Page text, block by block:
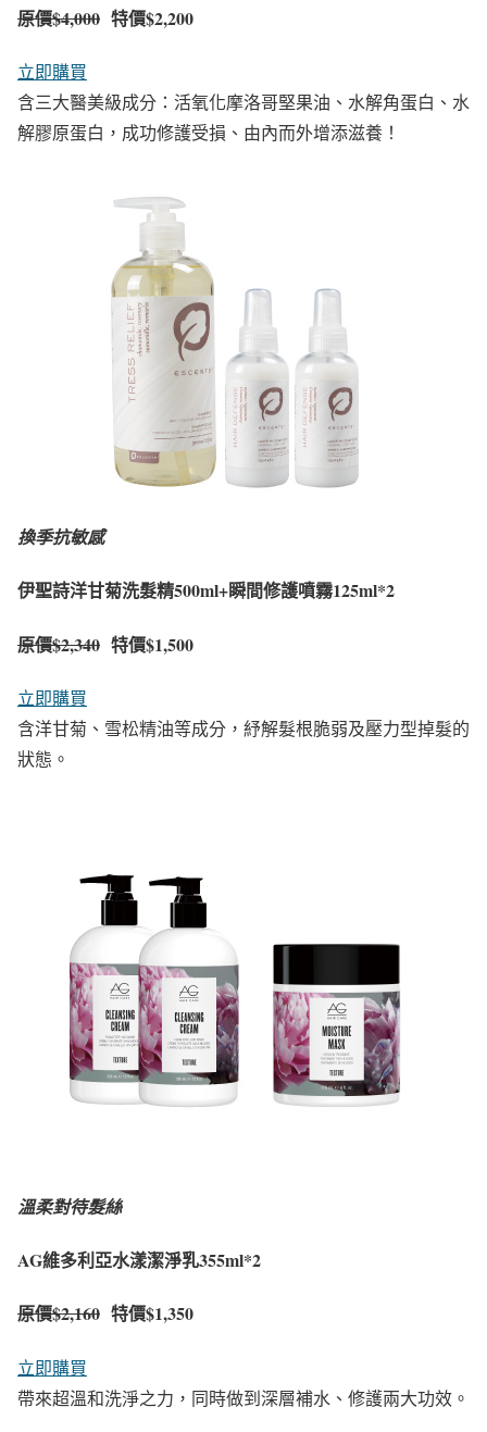
原價$4,000 特價$2,200
立即購買
含三大醫美級成分：活氧化摩洛哥堅果油、水解角蛋白、水
解膠原蛋白，成功修護受損、由內而外增添滋養！
換季抗敏感
伊聖詩洋甘菊洗髮精500ml+瞬間修護噴霧125ml*2
原價$2,340 特價$1,500
立即購買
含洋甘菊、雪松精油等成分，紓解髮根脆弱及壓力型掉髮的
狀態。
溫柔對待髮絲
AG維多利亞水漾潔淨乳355ml*2
原價$2,160 特價$1,350
立即購買
帶來超溫和洗淨之力，同時做到深層補水、修護兩大功效。